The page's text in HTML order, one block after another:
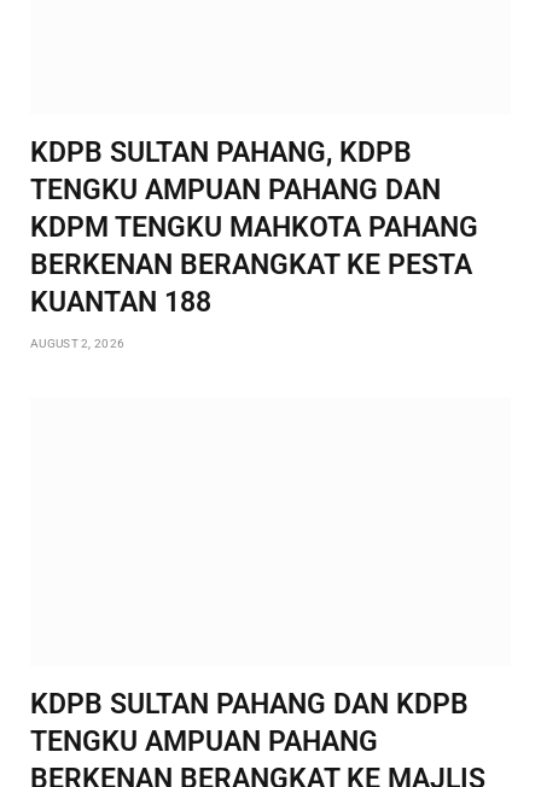
KDPB SULTAN PAHANG, KDPB
TENGKU AMPUAN PAHANG DAN
KDPM TENGKU MAHKOTA PAHANG
BERKENAN BERANGKAT KE PESTA
KUANTAN 188
AUGUST 2, 2026
KDPB SULTAN PAHANG DAN KDPB
TENGKU AMPUAN PAHANG
BERKENAN BERANGKAT KE MAJLIS